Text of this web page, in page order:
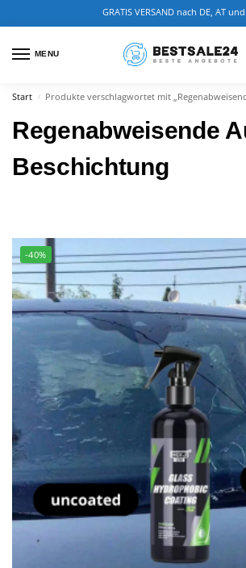
GRATIS VERSAND nach DE, AT
MENU
Start / Produkte verschlagwortet mit
Regenabweisende
Beschichtung
-40%